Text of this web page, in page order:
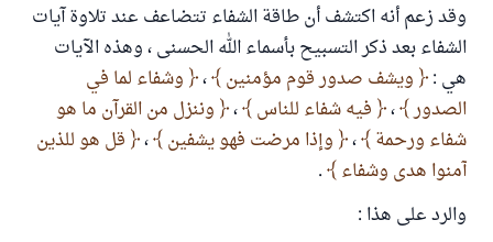
وقد زعم أنه اكتشف أن طاقة الشفاء تتضاعف عند تلاوة آيات
الشفاء بعد ذكر التسبيح بأسماء الله الحسنى ، وهذه الآيات
هي :
ويشف صدور قوم مؤمنين ، وشفاء لما في
الصدور ، فيه شفاء للناس ، وننزل من القرآن ما هو
شفاء ورحمة ، وإذا مرضت فهو يشفين ، قل هو للذين
آمنوا هدى وشفاء
.
والرد على هذا :